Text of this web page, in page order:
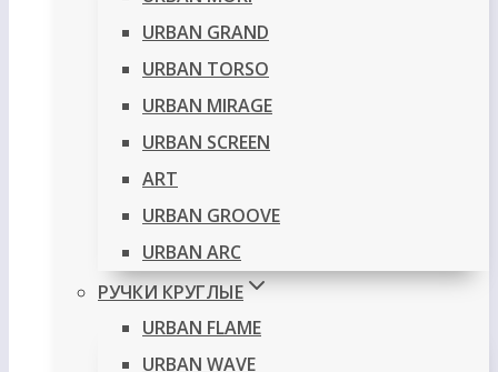
URBAN GRAND
URBAN TORSO
URBAN MIRAGE
URBAN SCREEN
ART
URBAN GROOVE
URBAN ARC
РУЧКИ КРУГЛЫЕ
URBAN FLAME
URBAN WAVE